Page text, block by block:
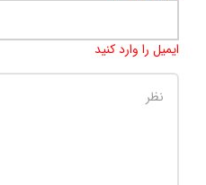
ایمیل را وارد کنید